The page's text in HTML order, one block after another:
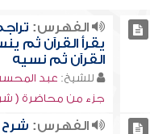
الفهرس:
يقرأ القرآن ثم
القرآن ثم نسيه
للشيخ: عبد
جزء من محاضرة ( شرح
الفهرس: شرح